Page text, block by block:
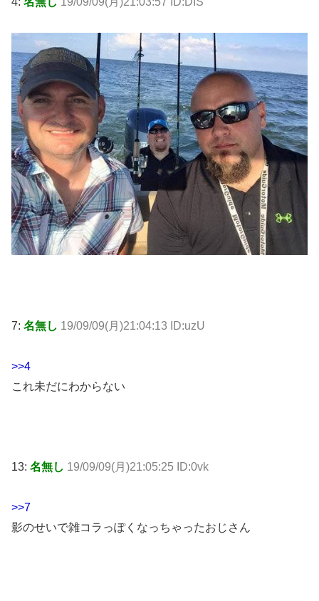
7: 名無し 19/09/09(月)21:04:13 ID:uzU
>>4
これ未だにわからない
13: 名無し 19/09/09(月)21:05:25 ID:0vk
>>7
影のせいで雑コラっぽくなっちゃったおじさん